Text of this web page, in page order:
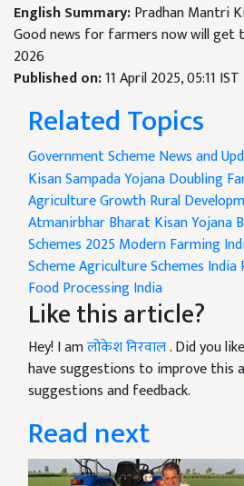
English Summary:Pradhan Mantri
Good news for farmers now will get
2026
Published on:11 April 2025, 05:11 IST
Related Topics
Government Scheme News and
Kisan Sampada YojanaDoubling
Agriculture GrowthRural
Atmanirbhar BharatKisan Yojana
Schemes 2025Modern Farming
SchemeAgriculture Schemes India
Food Processing India
Like this article?
Hey! I amलोकेश निरवाल. Did you
have suggestions to improve this
suggestions and feedback.
Read next